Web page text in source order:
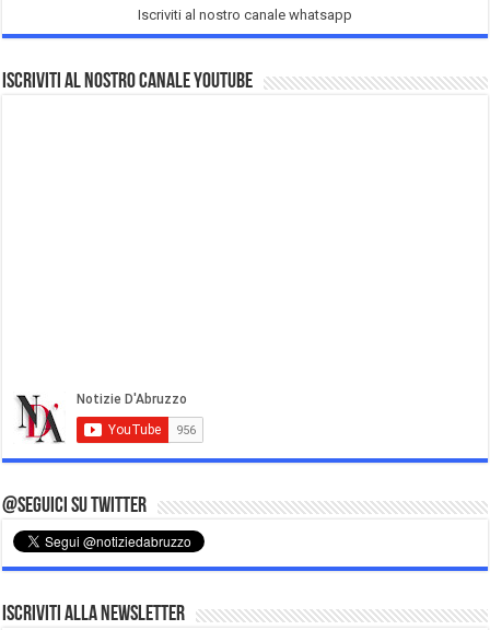
Iscriviti al nostro canale whatsapp
Iscriviti al nostro Canale Youtube
@Seguici su Twitter
Iscriviti alla Newsletter